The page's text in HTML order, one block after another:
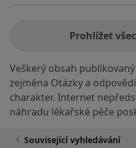
Prohlížet
Veškerý obsah
zejména Otázky a
charakter. Internet
náhradu lékařské péče
Související vyhledávání